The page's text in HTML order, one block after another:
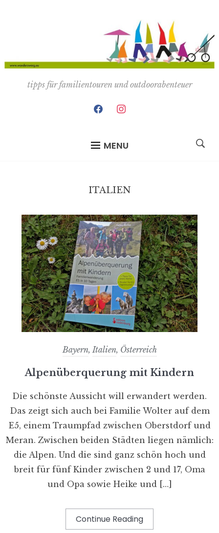
tipps für familientouren und outdoorabenteuer
facebookinstagram
MENU
ITALIEN
Bayern, Italien, Österreich
Alpenüberquerung mit Kindern
Die schönste Aussicht will erwandert werden.
Das zeigt sich auch bei Familie Wolter auf dem
E5, einem Traumpfad zwischen Oberstdorf und
Meran. Zwischen beiden Städten liegen nämlich:
die Alpen. Und die sind ganz schön hoch und
breit für fünf Kinder zwischen 2 und 17, Oma
und Opa sowie Heike und […]
Continue Reading